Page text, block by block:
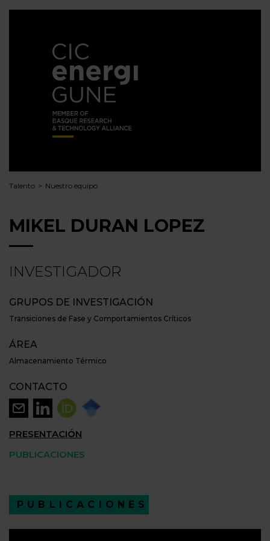
Talento Nuestro equipo
MIKEL DURAN LOPEZ
INVESTIGADOR
GRUPOS DE INVESTIGACIÓN
Transiciones de Fase y Comportamientos Críticos
ÁREA
Almacenamiento Térmico
CONTACTO
PRESENTACIÓN
PUBLICACIONES
PUBLICACIONES